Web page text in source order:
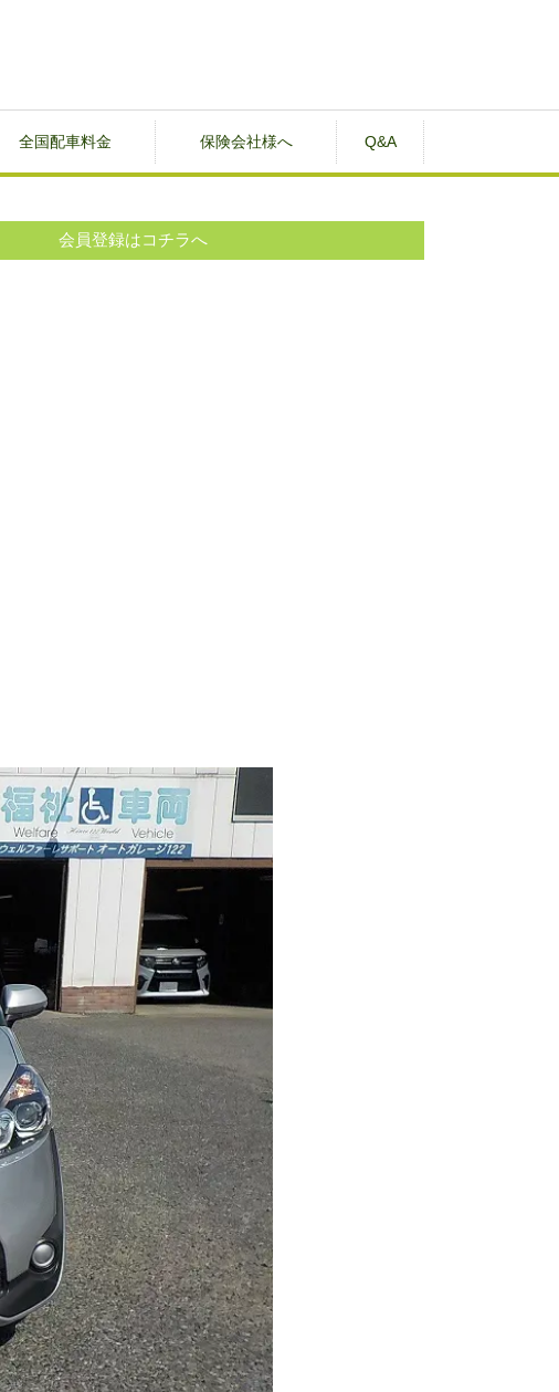
全国配車料金 保険会社様へ Q&A
会員登録はコチラへ